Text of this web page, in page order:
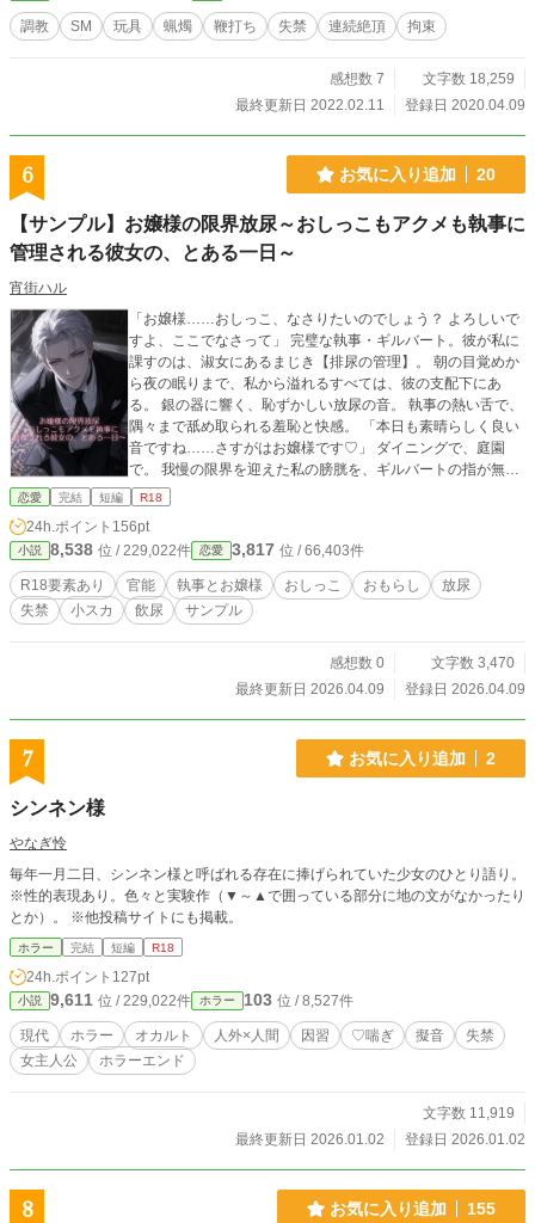
調教 SM 玩具 蝋燭 鞭打ち 失禁 連続絶頂 拘束
感想数 7
文字数 18,259
最終更新日 2022.02.11
登録日 2020.04.09
6 お気に入り追加 20
【サンプル】お嬢様の限界放尿～おしっこもアクメも執事に
管理される彼女の、とある一日～
宵街ハル
「お嬢様……おしっこ、なさりたいのでしょう？ よろしいで
すよ、ここでなさって」 完璧な執事・ギルバート。彼が私に
課すのは、淑女にあるまじき【排尿の管理】。 朝の目覚めか
ら夜の眠りまで、私から溢れるすべては、彼の支配下にあ
る。 銀の器に響く、恥ずかしい放尿の音。 執事の熱い舌で、
隅々まで舐め取られる羞恥と快感。 「本日も素晴らしく良い
音ですね……さすがはお嬢様です♡」 ダイニングで、庭園
で。 我慢の限界を迎えた私の膀胱を、ギルバートの指が無慈
悲に、そして甘美に刺激する。 強制的な尿道アクメ、そして
いそうなのに、彼の前でお漏らしをしてしまう喜びを、もう
身体が覚えてしまって……。 【執事による、甘く昏い「おし
っこ管理」の一日。】 ※本作はpixivに公開したサンプル版で
す。フルバージョンはFANBOXでお楽しみいただけます。 ▼
FANBOXはこちら▼ https://yoimachi-haru.fanbox.cc/posts/11
621 ※表紙画像にAIの画像生成を使用しております。
恋愛 完結 短編 R18
24h.ポイント 156pt
小説 8,538 位 / 229,022件 恋愛 3,817 位 / 66,403件
R18要素あり 官能 執事とお嬢様 おしっこ おもらし
放尿
失禁
小スカ 飲尿 サンプル
感想数 0
文字数 3,470
最終更新日 2026.04.09
登録日 2026.04.09
7 お気に入り追加 2
シンネン様
やなぎ怜
毎年一月二日、シンネン様と呼ばれる存在に捧げられていた少女のひとり語り。
※性的表現あり。色々と実験作（▼～▲で囲っている部分に地の文がなかったり
とか）。 ※他投稿サイトにも掲載。
ホラー 完結 短編 R18
24h.ポイント 127pt
小説 9,611 位 / 229,022件 ホラー 103 位 / 8,527件
現代 ホラー オカルト 人外×人間 因習 ♡喘ぎ 擬音
失禁
女主人公
ホラーエンド
文字数 11,919
最終更新日 2026.01.02
登録日 2026.01.02
8 お気に入り追加 155